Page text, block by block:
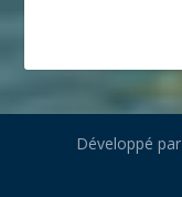
Développé par